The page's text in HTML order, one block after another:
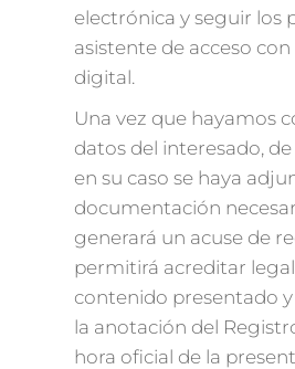
electrónica y seguir los
asistente de acceso
digital.
Una vez que hayamos
datos del interesado,
en su caso se haya
documentación
generará un acuse de
permitirá acreditar
contenido presentado
la anotación del
hora oficial de la